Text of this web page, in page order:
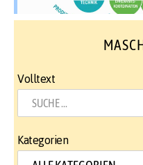
Volltext
Kategorien